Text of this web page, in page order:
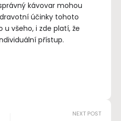
kávovar mohou
účinky tohoto
u všeho, i zde platí, že
přístup.
NEXT POST